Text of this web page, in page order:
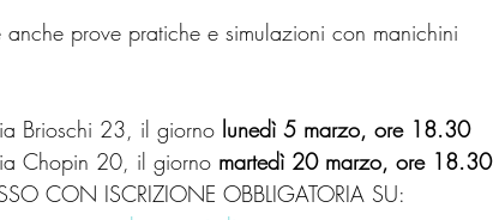
anche prove pratiche e simulazioni con manichini
Brioschi 23, il giorno lunedì 5 marzo, ore 18.30
Chopin 20, il giorno martedì 20 marzo, ore 18.30
CON ISCRIZIONE OBBLIGATORIA SU: